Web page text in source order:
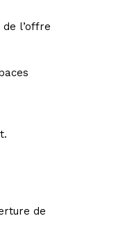
l’offre
de